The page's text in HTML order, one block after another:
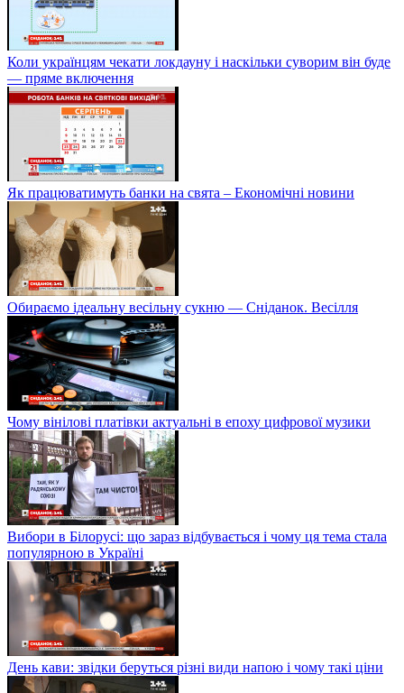
Коли українцям чекати локдауну і наскільки суворим він буде
— пряме включення
Як працюватимуть банки на свята – Економічні новини
Обираємо ідеальну весільну сукню — Сніданок. Весілля
Чому вінілові платівки актуальні в епоху цифрової музики
Вибори в Білорусі: що зараз відбувається і чому ця тема стала
популярною в Україні
День кави: звідки беруться різні види напою і чому такі ціни